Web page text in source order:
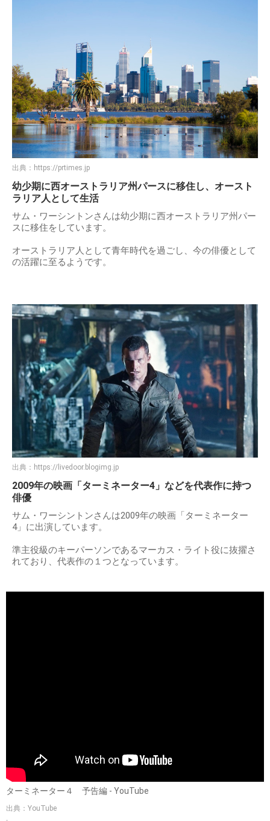
出典： https://prtimes.jp
幼少期に西オーストラリア州パースに移住し、オースト
ラリア人として生活
サム・ワーシントンさんは幼少期に西オーストラリア州パー
スに移住をしています。
オーストラリア人として青年時代を過ごし、今の俳優として
の活躍に至るようです。
出典： https://livedoor.blogimg.jp
2009年の映画「ターミネーター4」などを代表作に持つ
俳優
サム・ワーシントンさんは2009年の映画「ターミネーター
4」に出演しています。
準主役級のキーパーソンであるマーカス・ライト役に抜擢さ
れており、代表作の１つとなっています。
ターミネーター４ 予告編 - YouTube
出典：YouTube